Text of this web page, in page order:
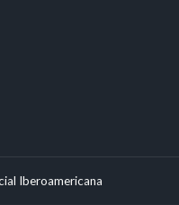
Iberoamericana